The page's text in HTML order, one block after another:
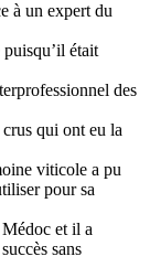
à un expert du
était
des
qui ont eu la
viticole a pu
pour sa
et il a
sans